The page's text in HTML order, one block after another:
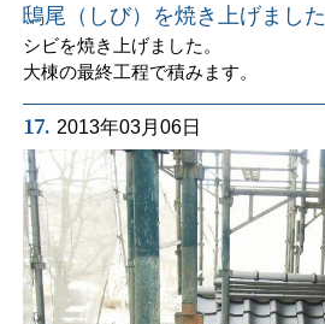
鴟尾（しび）を焼き上げました
シビを焼き上げました。
大棟の最終工程で積みます。
17. 2013年03月06日